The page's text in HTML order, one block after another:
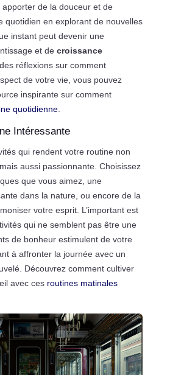
de la douceur et de
quotidien en explorant de nouvelles
instant peut devenir une
et de croissance
réflexions sur comment
de votre vie, vous pouvez
inspirante sur comment
quotidienne.
Intéressante
qui rendent votre routine non
aussi passionnante. Choisissez
que vous aimez, une
dans la nature, ou encore de la
votre esprit. L’important est
qui ne semblent pas être une
de bonheur estimulent de votre
à affronter la journée avec un
Découvrez comment cultiver
avec ces routines matinales